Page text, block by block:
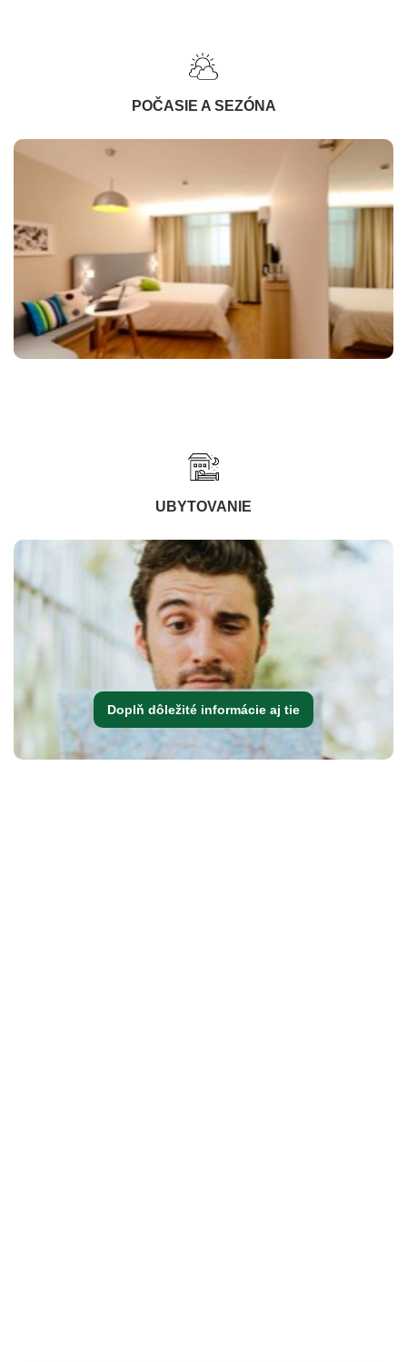
POČASIE A SEZÓNA
UBYTOVANIE
Doplň dôležité informácie aj tie